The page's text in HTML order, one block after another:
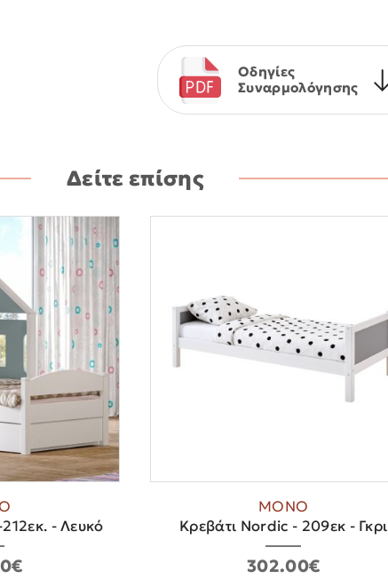
Οδηγίες
Συναρμολόγησης
Δείτε επίσης
- Λευκό
ΜΟΝΟ
Κρεβάτι Nordic - 209εκ - Γκρι
302.00€